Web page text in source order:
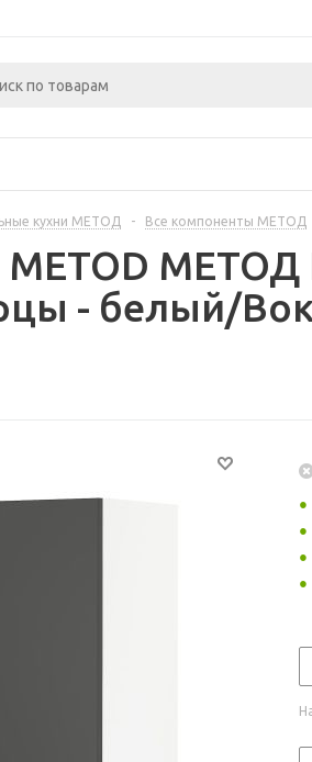
кухни МЕТОД - Все компоненты МЕТОД
METOD
- белый/